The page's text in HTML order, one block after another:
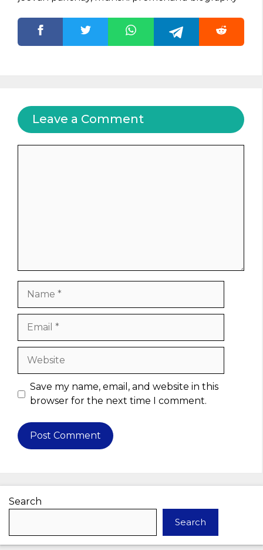
Leave a Comment
Website
Save my name, email, and website in this
browser for the next time I comment.
Search
Search